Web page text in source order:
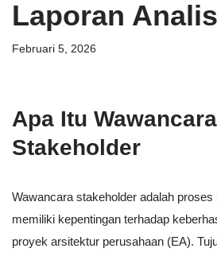
Laporan
Februari 5, 2026
Apa Itu Wawancara
Stakeholder
Wawancara stakeholder adalah
memiliki kepentingan terhadap
proyek arsitektur perusahaan (EA).